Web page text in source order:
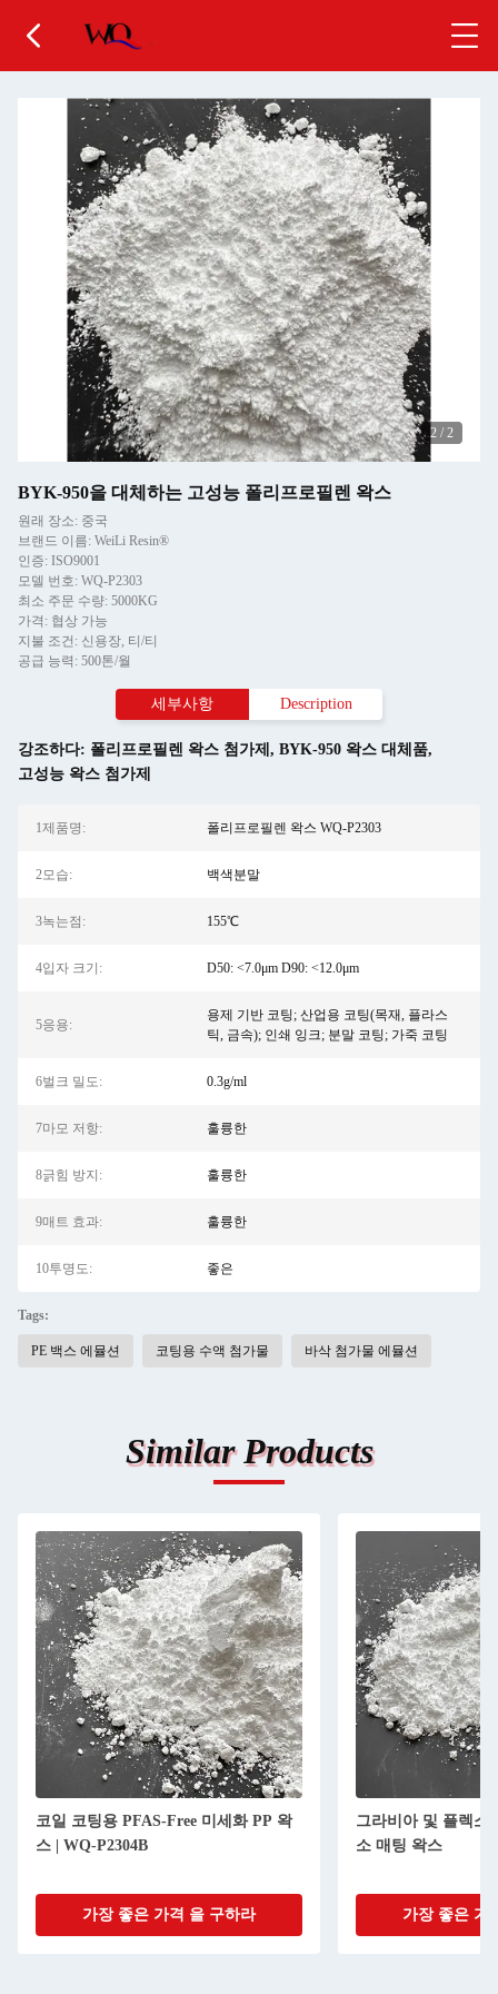
2 / 2
BYK-950을 대체하는 고성능 폴리프로필렌 왁스
원래 장소: 중국
브랜드 이름: WeiLi Resin®
인증: ISO9001
모델 번호: WQ-P2303
최소 주문 수량: 5000KG
가격: 협상 가능
지불 조건: 신용장, 티/티
공급 능력: 500톤/월
세부사항 Description
강조하다: 폴리프로필렌 왁스 첨가제 , BYK-950 왁스 대체품,
고성능 왁스 첨가제
1제품명: 폴리프로필렌 왁스 WQ-P2303
2모습: 백색분말
3녹는점: 155℃
4입자 크기: D50: <7.0μm D90: <12.0μm
5응용:
용제 기반 코팅; 산업용 코팅(목재, 플라스
틱, 금속); 인쇄 잉크; 분말 코팅; 가죽 코팅
6벌크 밀도: 0.3g/ml
7마모 저항: 훌륭한
8긁힘 방지: 훌륭한
9매트 효과: 훌륭한
10투명도: 좋은
Tags:
PE 백스 에뮬션 코팅용 수액 첨가물 바삭 첨가물 에뮬션
Similar Products
코일 코팅용 PFAS-Free 미세화 PP 왁
스 | WQ-P2304B
가장 좋은 가격 을 구하라
그라비아 및 플렉소
소 매팅 왁스
가장 좋은 가